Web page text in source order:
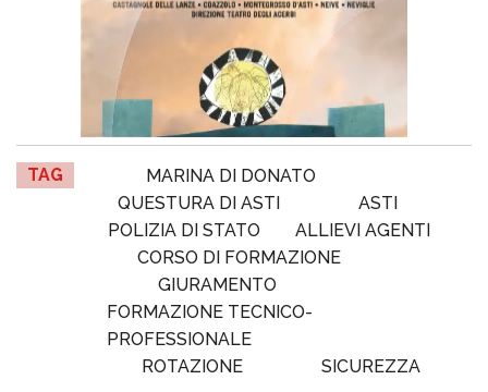
TAG
MARINA DI DONATO
QUESTURA DI ASTI
ASTI
POLIZIA DI STATO
ALLIEVI AGENTI
CORSO DI FORMAZIONE
GIURAMENTO
FORMAZIONE TECNICO-
PROFESSIONALE
ROTAZIONE
SICUREZZA